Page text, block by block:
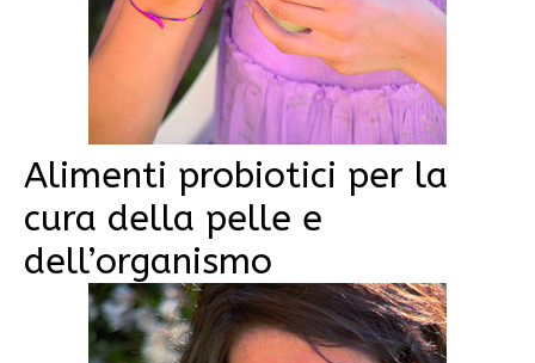
Alimenti probiotici per la
cura della pelle e
dell’organismo